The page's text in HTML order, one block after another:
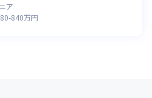
ア
-840万円